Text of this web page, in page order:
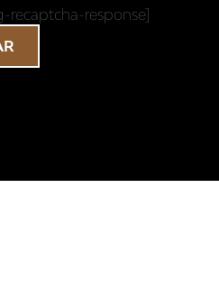
recaptcha-response]